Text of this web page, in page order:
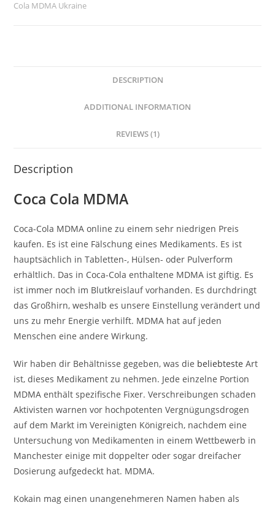
Cola MDMA Ukraine
DESCRIPTION
ADDITIONAL INFORMATION
REVIEWS (1)
Description
Coca Cola MDMA
Coca-Cola MDMA online zu einem sehr niedrigen Preis
kaufen. Es ist eine Fälschung eines Medikaments. Es ist
hauptsächlich in Tabletten-, Hülsen- oder Pulverform
erhältlich. Das in Coca-Cola enthaltene MDMA ist giftig. Es
ist immer noch im Blutkreislauf vorhanden. Es durchdringt
das Großhirn, weshalb es unsere Einstellung verändert und
uns zu mehr Energie verhilft. MDMA hat auf jeden
Menschen eine andere Wirkung.
Wir haben dir Behältnisse gegeben, was die beliebteste Art
ist, dieses Medikament zu nehmen. Jede einzelne Portion
MDMA enthält spezifische Fixer. Verschreibungen schaden
Aktivisten warnen vor hochpotenten Vergnügungsdrogen
auf dem Markt im Vereinigten Königreich, nachdem eine
Untersuchung von Medikamenten in einem Wettbewerb in
Manchester einige mit doppelter oder sogar dreifacher
Dosierung aufgedeckt hat. MDMA.
Kokain mag einen unangenehmeren Namen haben als